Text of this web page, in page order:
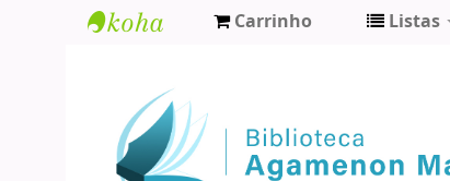
Agamenon
Magalhães
Carrinho Listas